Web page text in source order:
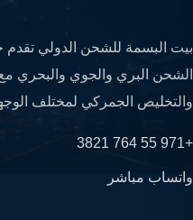
بيت البسمة للشحن الدولي
الشحن البري والجوي والبحري
والتخليص الجمركي لمختلف
+971 55 764 3821
واتساب مباشر